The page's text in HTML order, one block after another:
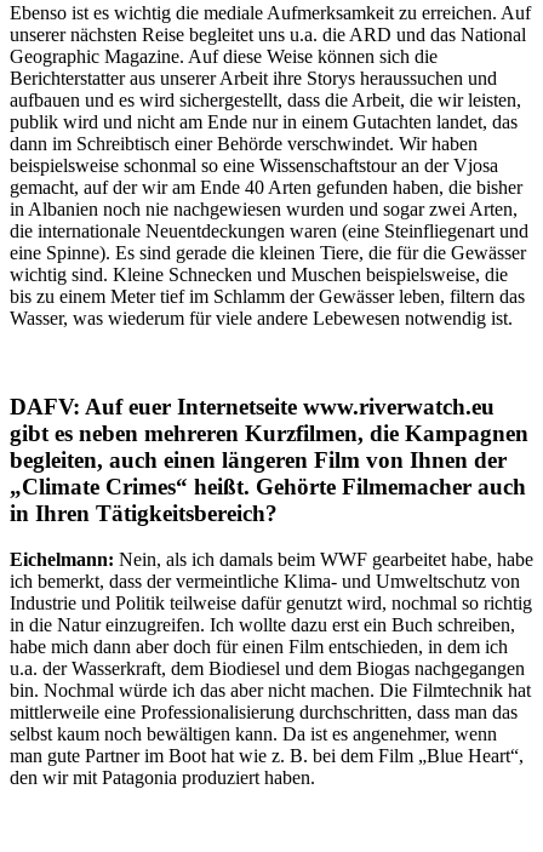
Ebenso ist es wichtig die mediale Aufmerksamkeit zu erreichen. Auf
unserer nächsten Reise begleitet uns u.a. die ARD und das National
Geographic Magazine. Auf diese Weise können sich die
Berichterstatter aus unserer Arbeit ihre Storys heraussuchen und
aufbauen und es wird sichergestellt, dass die Arbeit, die wir leisten,
publik wird und nicht am Ende nur in einem Gutachten landet, das
dann im Schreibtisch einer Behörde verschwindet. Wir haben
beispielsweise schonmal so eine Wissenschaftstour an der Vjosa
gemacht, auf der wir am Ende 40 Arten gefunden haben, die bisher
in Albanien noch nie nachgewiesen wurden und sogar zwei Arten,
die internationale Neuentdeckungen waren (eine Steinfliegenart und
eine Spinne). Es sind gerade die kleinen Tiere, die für die Gewässer
wichtig sind. Kleine Schnecken und Muschen beispielsweise, die
bis zu einem Meter tief im Schlamm der Gewässer leben, filtern das
Wasser, was wiederum für viele andere Lebewesen notwendig ist.
DAFV: Auf euer Internetseite www.riverwatch.eu
gibt es neben mehreren Kurzfilmen, die Kampagnen
begleiten, auch einen längeren Film von Ihnen der
„Climate Crimes“ heißt. Gehörte Filmemacher auch
in Ihren Tätigkeitsbereich?
Eichelmann: Nein, als ich damals beim WWF gearbeitet habe, habe
ich bemerkt, dass der vermeintliche Klima- und Umweltschutz von
Industrie und Politik teilweise dafür genutzt wird, nochmal so richtig
in die Natur einzugreifen. Ich wollte dazu erst ein Buch schreiben,
habe mich dann aber doch für einen Film entschieden, in dem ich
u.a. der Wasserkraft, dem Biodiesel und dem Biogas nachgegangen
bin. Nochmal würde ich das aber nicht machen. Die Filmtechnik hat
mittlerweile eine Professionalisierung durchschritten, dass man das
selbst kaum noch bewältigen kann. Da ist es angenehmer, wenn
man gute Partner im Boot hat wie z. B. bei dem Film „Blue Heart“,
den wir mit Patagonia produziert haben.